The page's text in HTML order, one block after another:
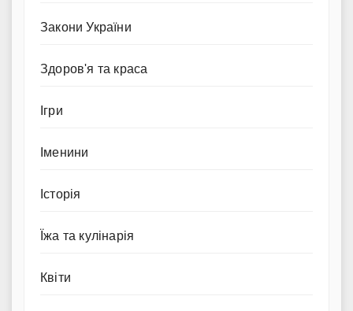
Закони України
Здоров'я та краса
Ігри
Іменини
Історія
Їжа та кулінарія
Квіти